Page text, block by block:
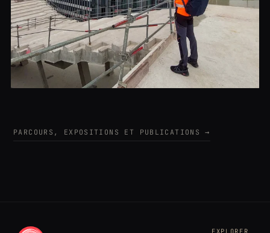
PARCOURS, EXPOSITIONS ET PUBLICATIONS →
EXPLORER